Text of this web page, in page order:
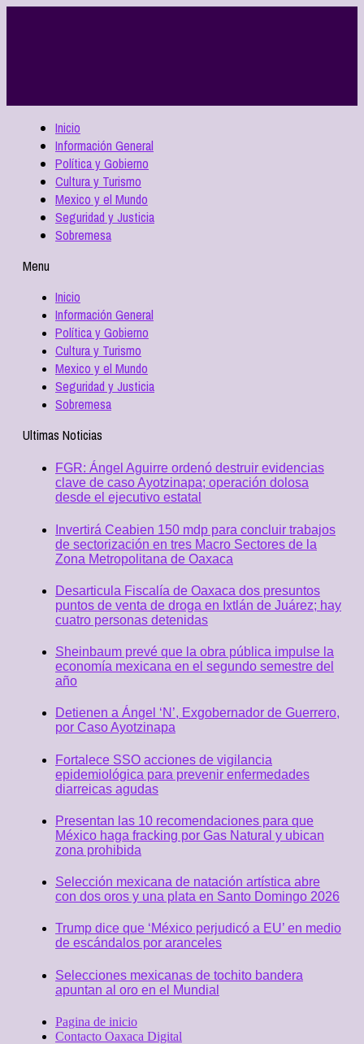
Inicio
Información General
Política y Gobierno
Cultura y Turismo
Mexico y el Mundo
Seguridad y Justicia
Sobremesa
Menu
Inicio
Información General
Política y Gobierno
Cultura y Turismo
Mexico y el Mundo
Seguridad y Justicia
Sobremesa
Ultimas Noticias
FGR: Ángel Aguirre ordenó destruir evidencias
clave de caso Ayotzinapa; operación dolosa
desde el ejecutivo estatal
Invertirá Ceabien 150 mdp para concluir trabajos
de sectorización en tres Macro Sectores de la
Zona Metropolitana de Oaxaca
Desarticula Fiscalía de Oaxaca dos presuntos
puntos de venta de droga en Ixtlán de Juárez; hay
cuatro personas detenidas
Sheinbaum prevé que la obra pública impulse la
economía mexicana en el segundo semestre del
año
Detienen a Ángel ‘N’, Exgobernador de Guerrero,
por Caso Ayotzinapa
Fortalece SSO acciones de vigilancia
epidemiológica para prevenir enfermedades
diarreicas agudas
Presentan las 10 recomendaciones para que
México haga fracking por Gas Natural y ubican
zona prohibida
Selección mexicana de natación artística abre
con dos oros y una plata en Santo Domingo 2026
Trump dice que ‘México perjudicó a EU’ en medio
de escándalos por aranceles
Selecciones mexicanas de tochito bandera
apuntan al oro en el Mundial
Pagina de inicio
Contacto Oaxaca Digital